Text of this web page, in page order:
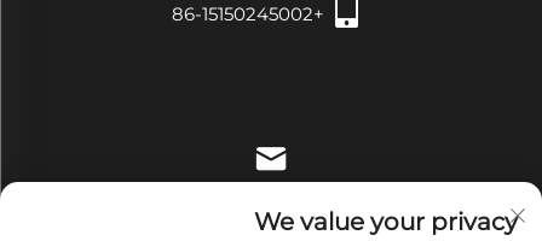
+86-15150245002
We value your privacy